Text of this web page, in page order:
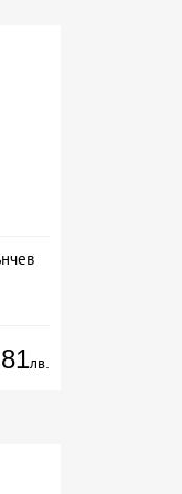
81лв.